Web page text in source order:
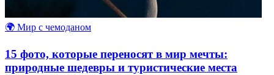
🌍 Мир с чемоданом
15 фото, которые переносят в мир мечты:
природные шедевры и туристические места